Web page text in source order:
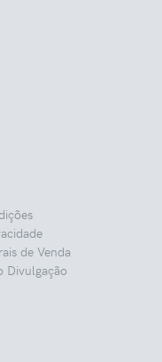
de Venda
Divulgação